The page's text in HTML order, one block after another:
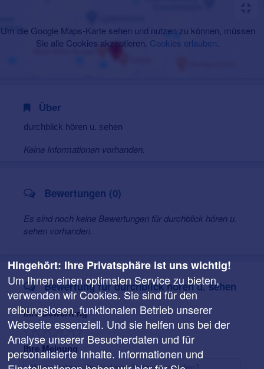
Um die Google Maps-Karte sehen und nutzen zu können, müssen
Sie alle Cookies akzeptieren. Cookies erlauben
Über
durchblick hören u. sehen
Keine Informationen vorhanden.
Bewertungen (0)
Es sind noch keine Bewertungen für durchblick hören u.
sehen vorhanden.
Bewertung für durchblick hören u. sehen
Ihre Bewertung
Ihre Meinung
Hingehört: Ihre Privatsphäre ist uns wichtig!
Um Ihnen einen optimalen Service zu bieten,
verwenden wir Cookies. Sie sind für den
reibungslosen, funktionalen Betrieb unserer
Webseite essenziell. Und sie helfen uns bei der
Analyse unserer Besucherdaten und für
personalisierte Inhalte. Informationen und